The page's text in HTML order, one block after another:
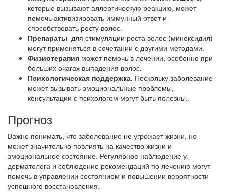
которые вызывают аллергическую реакцию, может
помочь активизировать иммунный ответ и
способствовать росту волос.
Препараты для стимуляции роста волос (миноксидил)
могут применяться в сочетании с другими методами.
Физиотерапия может помочь в лечении, особенно при
больших очагах выпадения волос.
Психологическая поддержка. Поскольку заболевание
может вызывать эмоциональные проблемы,
консультации с психологом могут быть полезны.
Прогноз
Важно понимать, что заболевание не угрожает жизни, но
может значительно повлиять на качество жизни и
эмоциональное состояние. Регулярное наблюдение у
дерматолога и соблюдение рекомендаций по лечению могут
помочь в управлении состоянием и повышении вероятности
успешного восстановления.